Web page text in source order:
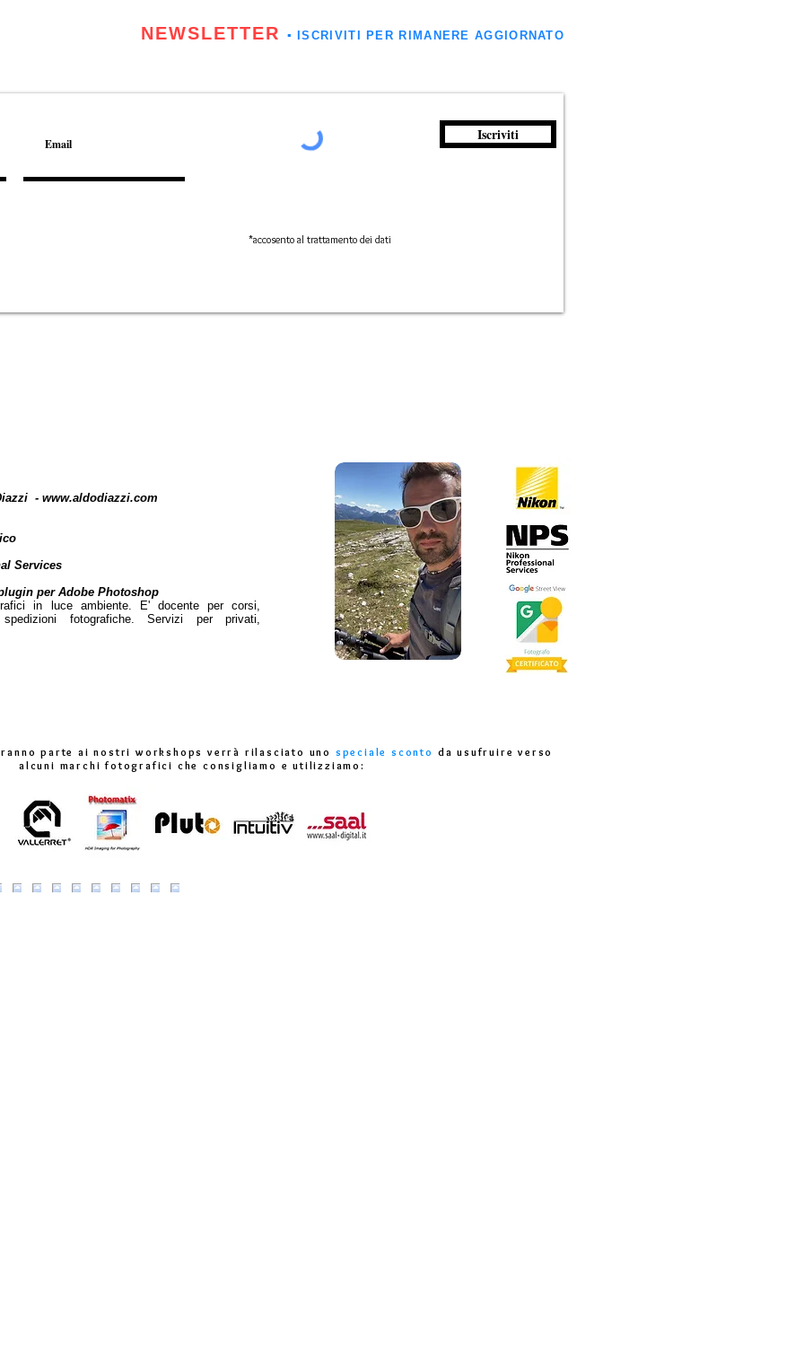
Iscriviti
*accosento al trattamento dei dati
NEWSLETTER ▪️ ISCRIVITI PER RIMANERE AGGIORNATO
- www.aldodiazzi.com
Services
per Adobe Photoshop
in luce ambiente. E' docente per corsi,
fotografiche. Servizi per privati,
parte ai nostri workshops verrà rilasciato uno speciale sconto da usufruire verso
alcuni marchi fotografici che consigliamo e utilizziamo: